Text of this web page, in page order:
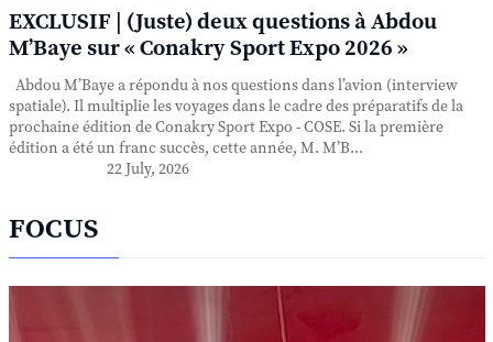
EXCLUSIF | (Juste) deux questions à Abdou
M’Baye sur « Conakry Sport Expo 2026 »
Abdou M’Baye a répondu à nos questions dans l’avion (interview
spatiale). Il multiplie les voyages dans le cadre des préparatifs de la
prochaine édition de Conakry Sport Expo - COSE. Si la première
édition a été un franc succès, cette année, M. M’B...
22 July, 2026
FOCUS